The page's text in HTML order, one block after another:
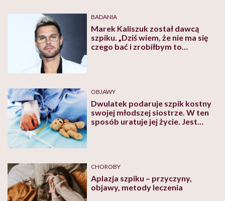
BADANIA
Marek Kaliszuk został dawcą
szpiku. „Dziś wiem, że nie ma się
czego bać i zrobiłbym to
OBJAWY
Dwulatek podaruje szpik kostny
swojej młodszej siostrze. W ten
sposób uratuje jej życie. Jest
CHOROBY
Aplazja szpiku – przyczyny,
objawy, metody leczenia